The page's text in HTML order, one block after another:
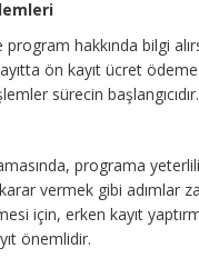
program hakkında bilgi
ön kayıt ücret
sürecin
programa
karar vermek gibi adımlar
için, erken kayıt
önemlidir.